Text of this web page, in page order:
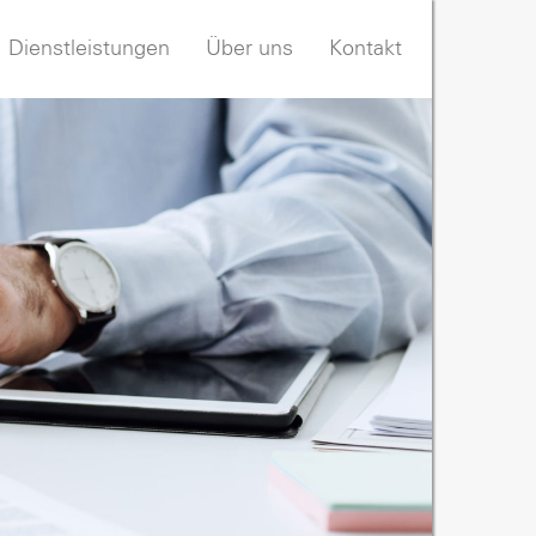
Dienstleistungen Über uns Kontakt